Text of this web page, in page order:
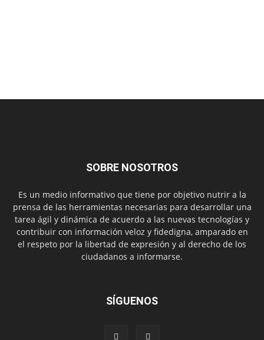
SOBRE NOSOTROS
Es un medio informativo que tiene por objetivo nutrir a la
prensa de las herramientas necesarias para desarrollar una
tarea ágil y dinámica de acuerdo a las nuevas tecnologías y
contribuir con información veloz y fidedigna, amparado en
el respeto por la libertad de expresión y al derecho de los
ciudadanos a informarse.
SÍGUENOS